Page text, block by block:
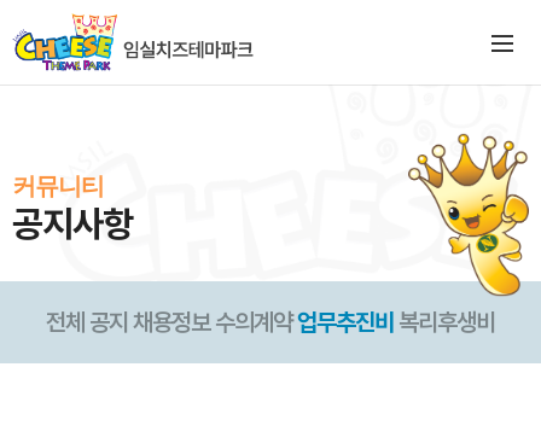
커뮤니티
공지사항
전체 공지 채용정보 수의계약업무추진비 복리후생비